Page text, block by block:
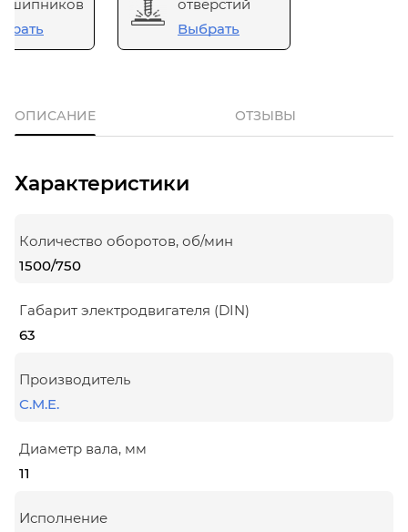
отверстий
Выбрать
ОПИСАНИЕ ОТЗЫВЫ
Характеристики
Количество оборотов, об/мин
1500/750
Габарит электродвигателя (DIN)
63
Производитель
C.M.E.
Диаметр вала, мм
11
Исполнение